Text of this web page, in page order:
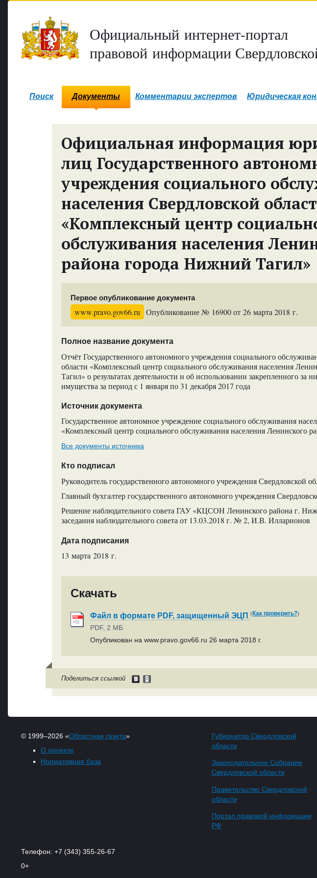
Официальный интернет-портал
правовой информации
Поиск Документы Комментарии экспертов Юридическая
Официальная информация
лиц Государственного
учреждения социального
населения Свердловской
«Комплексный центр
обслуживания населения
района города Нижний Тагил»
Первое опубликование документа
www.pravo.gov66.ru Опубликование № 16900 от 26 марта 2018 г.
Полное название документа
Отчёт Государственного автономного учреждения социального
области «Комплексный центр социального обслуживания населения
Тагил» о результатах деятельности и об использовании закрепленного за
имущества за период с 1 января по 31 декабря 2017 года
Источник документа
Государственное автономное учреждение социального обслуживания
«Комплексный центр социального обслуживания населения Ленинского
Все документы источника
Кто подписал
Руководитель государственного автономного учреждения Свердловской
Главный бухгалтер государственного автономного учреждения
Решение наблюдательного совета ГАУ «КЦСОН Ленинского района г.
заседания наблюдательного совета от 13.03.2018 г. № 2, И.В. Илларионов
Дата подписания
13 марта 2018 г.
Скачать
Файл в формате PDF, защищенный ЭЦП (Как проверить?)
PDF, 2 МБ
Опубликован на www.pravo.gov66.ru 26 марта 2018 г.
Поделиться ссылкой
© 1999–2026 «Областная газета»
О проекте
Нормативная база
Губернатор Свердловской
области
Законодательное Собрание
Свердловской области
Правительство Свердловской
области
Портал правовой информации
РФ
Телефон: +7 (343) 355-26-67
0+